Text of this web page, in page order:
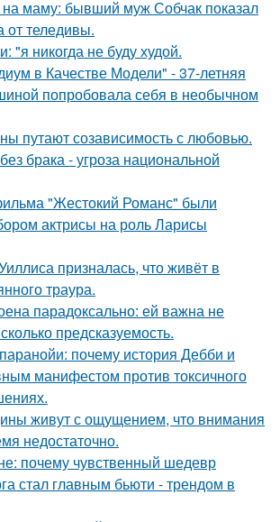
маму: бывший муж Собчак показал
от теледивы.
"я никогда не буду худой.
в Качестве Модели" - 37-летняя
попробовала себя в необычном
путают созависимость с любовью.
брака - угроза национальной
"Жестокий Романс" были
актрисы на роль Ларисы
призналась, что живёт в
траура.
парадоксально: ей важна не
предсказуемость.
почему история Дебби и
манифестом против токсичного
живут с ощущением, что внимания
недостаточно.
почему чувственный шедевр
стал главным бьюти - трендом в